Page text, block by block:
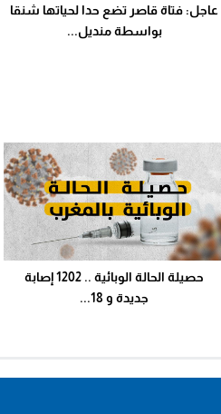
عاجل: فتاة قاصر تضع حدا لحياتها شنقا
بواسطة منديل...
حصيلة الحالة الوبائية .. 1202 إصابة
جديدة و 18...